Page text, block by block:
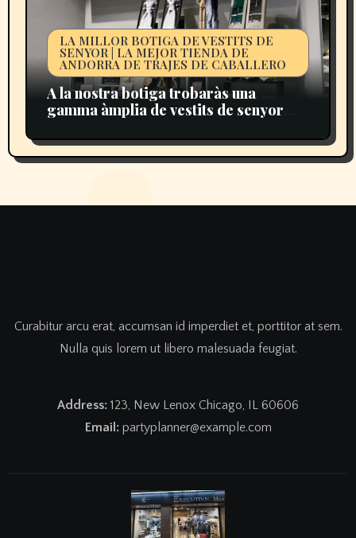
LA MILLOR BOTIGA DE VESTITS DE
SENYOR | LA MEJOR TIENDA DE
ANDORRA DE TRAJES DE CABALLERO
A la nostra botiga trobaràs una
gamma àmplia de vestits de senyor
moments especials.
Curabitur arcu erat, accumsan id imperdiet et, porttitor at sem.
Nulla quis lorem ut libero malesuada feugiat.
Address: 123, New Lenox Chicago, IL 60606
Email:partyplanner@example.com